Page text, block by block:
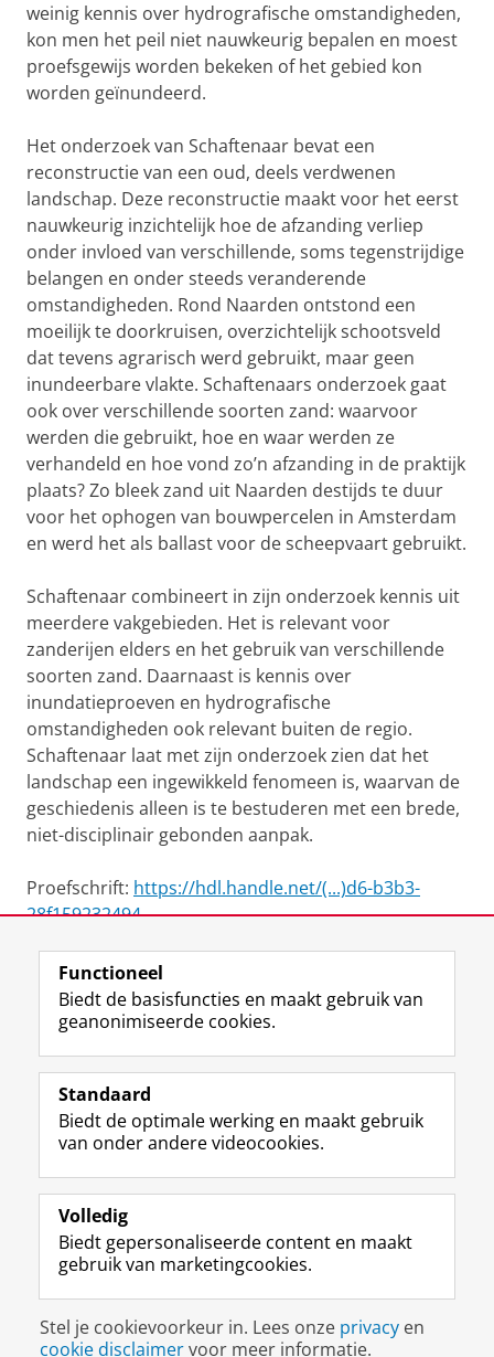
weinig kennis over hydrografische omstandigheden,
kon men het peil niet nauwkeurig bepalen en moest
proefsgewijs worden bekeken of het gebied kon
worden geïnundeerd.
Het onderzoek van Schaftenaar bevat een
reconstructie van een oud, deels verdwenen
landschap. Deze reconstructie maakt voor het eerst
nauwkeurig inzichtelijk hoe de afzanding verliep
onder invloed van verschillende, soms tegenstrijdige
belangen en onder steeds veranderende
omstandigheden. Rond Naarden ontstond een
moeilijk te doorkruisen, overzichtelijk schootsveld
dat tevens agrarisch werd gebruikt, maar geen
inundeerbare vlakte. Schaftenaars onderzoek gaat
ook over verschillende soorten zand: waarvoor
werden die gebruikt, hoe en waar werden ze
verhandeld en hoe vond zo’n afzanding in de praktijk
plaats? Zo bleek zand uit Naarden destijds te duur
voor het ophogen van bouwpercelen in Amsterdam
en werd het als ballast voor de scheepvaart gebruikt.
Schaftenaar combineert in zijn onderzoek kennis uit
meerdere vakgebieden. Het is relevant voor
zanderijen elders en het gebruik van verschillende
soorten zand. Daarnaast is kennis over
inundatieproeven en hydrografische
omstandigheden ook relevant buiten de regio.
Schaftenaar laat met zijn onderzoek zien dat het
landschap een ingewikkeld fenomeen is, waarvan de
geschiedenis alleen is te bestuderen met een brede,
niet-disciplinair gebonden aanpak.
Proefschrift: https://hdl.handle.net/(...)d6-b3b3-
28f159232494
View this page in:English
Volg de RUG
F
a
e
b
o
p
a
i
n
a
L
i
k
e
I
-
p
g
i
n
R
S
-
f
e
R
k
s
u
I
n
t
r
m
c
c
o
Y
o
T
e
k
a
a
Studiekiezers
Alumni
Over ons
Disclaimer & Copyright
Inloggen
Functioneel
Biedt de basisfuncties en maakt gebruik van
geanonimiseerde cookies.
Standaard
Biedt de optimale werking en maakt gebruik
van onder andere videocookies.
Volledig
Biedt gepersonaliseerde content en maakt
gebruik van marketingcookies.
Stel je cookievoorkeur in. Lees onze privacy en
cookie disclaimervoor meer informatie.